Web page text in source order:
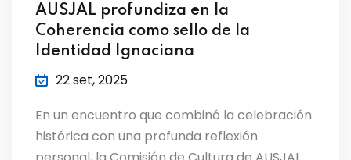
AUSJAL profundiza en la
Coherencia como sello de la
Identidad Ignaciana
22 set, 2025
En un encuentro que combinó la celebración
histórica con una profunda reflexión